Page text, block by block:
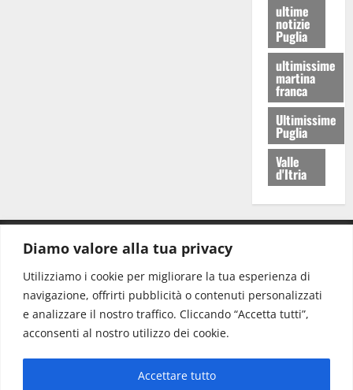
Diamo valore alla tua privacy
Utilizziamo i cookie per migliorare la tua esperienza di
navigazione, offrirti pubblicità o contenuti personalizzati
e analizzare il nostro traffico. Cliccando “Accetta tutti”,
acconsenti al nostro utilizzo dei cookie.
Accettare tutto
ultime
notizie
Puglia
ultimissime
martina
franca
Ultimissime
Puglia
Valle
d'Itria
Redazione: redazione@www.martinasera.it
Direttore:direttore@www.martinasera.it
Info & Commerciale:info@www.martinasera.it